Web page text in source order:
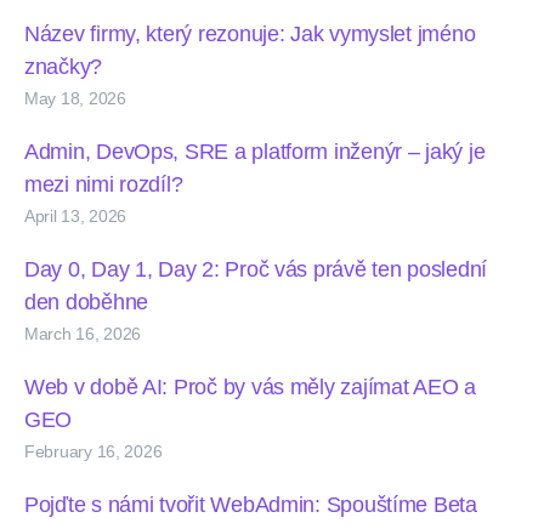
Název firmy, který rezonuje: Jak vymyslet jméno
značky?
May 18, 2026
Admin, DevOps, SRE a platform inženýr – jaký je
mezi nimi rozdíl?
April 13, 2026
Day 0, Day 1, Day 2: Proč vás právě ten poslední
den doběhne
March 16, 2026
Web v době AI: Proč by vás měly zajímat AEO a
GEO
February 16, 2026
Pojďte s námi tvořit WebAdmin: Spouštíme Beta